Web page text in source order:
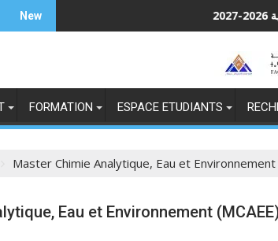
New الجامعية 2026-2027
FORMATION ESPACE ETUDIANTS
Master Chimie Analytique, Eau et
Eau et Environnement